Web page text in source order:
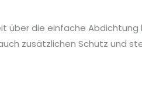
die einfache
zusätzlichen Schutz und